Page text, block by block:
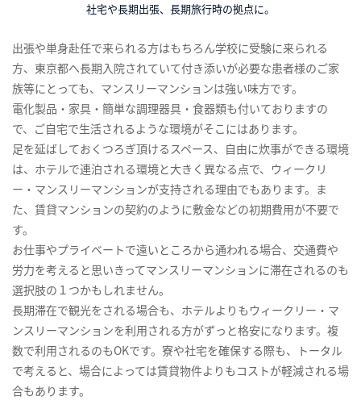
社宅や長期出張、長期旅行時の拠点に。
出張や単身赴任で来られる方はもちろん学校に受験に来られる
方、東京都へ長期入院されていて付き添いが必要な患者様のご家
族等にとっても、マンスリーマンションは強い味方です。
電化製品・家具・簡単な調理器具・食器類も付いておりますの
で、ご自宅で生活されるような環境がそこにはあります。
足を延ばしておくつろぎ頂けるスペース、自由に炊事ができる環境
は、ホテルで連泊される環境と大きく異なる点で、ウィークリ
ー・マンスリーマンションが支持される理由でもあります。ま
た、賃貸マンションの契約のように敷金などの初期費用が不要で
す。
お仕事やプライベートで遠いところから通われる場合、交通費や
労力を考えると思いきってマンスリーマンションに滞在されるのも
選択肢の１つかもしれません。
長期滞在で観光をされる場合も、ホテルよりもウィークリー・マ
ンスリーマンションを利用される方がずっと格安になります。複
数で利用されるのもOKです。寮や社宅を確保する際も、トータル
で考えると、場合によっては賃貸物件よりもコストが軽減される場
合もあります。